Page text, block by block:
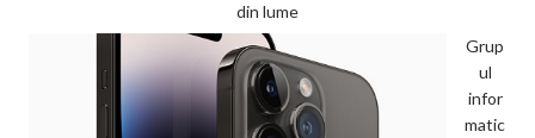
din lume
Grup
ul
infor
matic